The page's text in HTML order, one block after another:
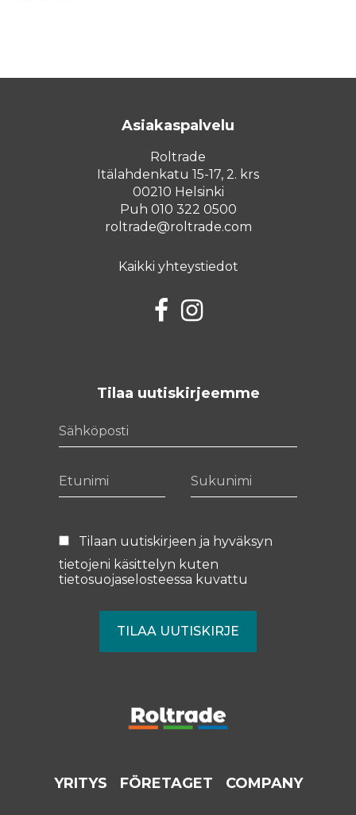
Asiakaspalvelu
Roltrade
Itälahdenkatu 15-17, 2. krs
00210 Helsinki
Puh 010 322 0500
roltrade@roltrade.com
Kaikki yhteystiedot
FacebookInstagram
Tilaa uutiskirjeemme
Tilaan uutiskirjeen ja hyväksyn
tietojeni käsittelyn kuten
tietosuojaselosteessa kuvattu
YRITYS FÖRETAGET COMPANY